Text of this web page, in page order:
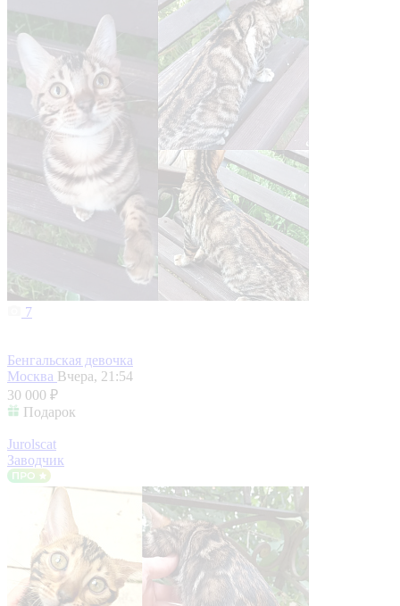
7
Бенгальская девочка
Москва Вчера, 21:54
30 000 ₽
Подарок
Jurolscat
Заводчик